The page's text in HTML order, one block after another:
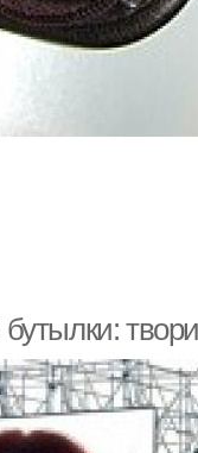
бутылки: